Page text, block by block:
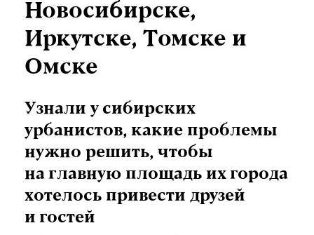
Новосибирске,
Иркутске, Томске и
Омске
Узнали у сибирских
урбанистов, какие проблемы
нужно решить, чтобы
на главную площадь их города
хотелось привести друзей
и гостей